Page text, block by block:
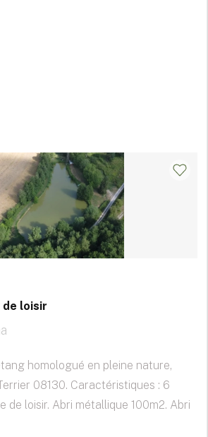
de loisir
homologué en pleine nature,
08130. Caractéristiques : 6
de loisir. Abri métallique 100m2. Abri